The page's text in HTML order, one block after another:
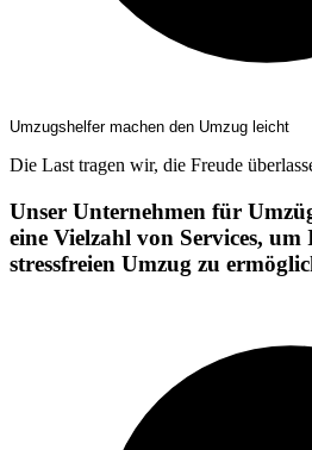
Umzugshelfer machen den Umzug leicht
Die Last tragen wir, die Freude
Unser Unternehmen für
eine Vielzahl von Services, um
stressfreien Umzug zu